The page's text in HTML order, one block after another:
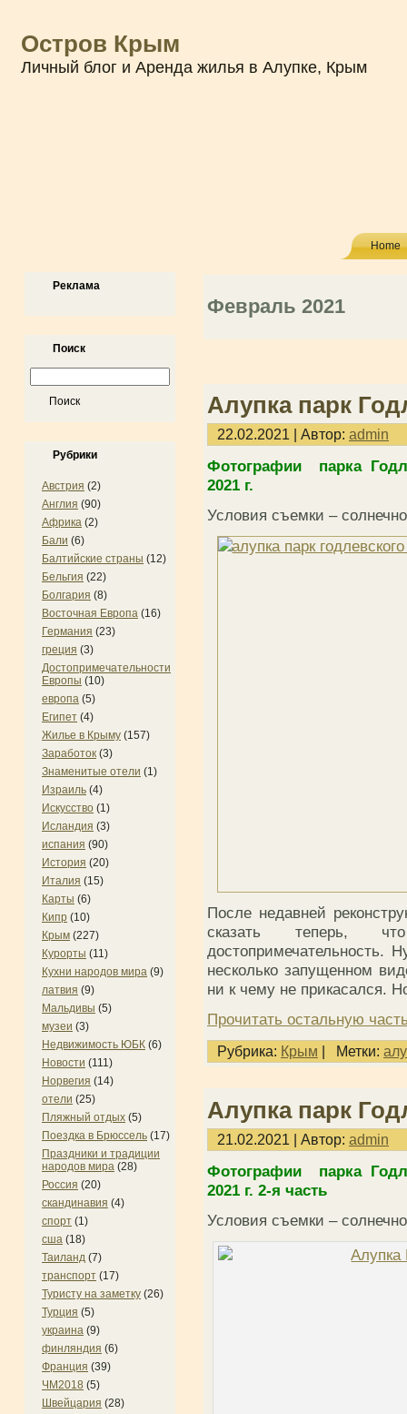
Остров Крым
Личный блог и Аренда жилья в Алупке, Крым
Home
Реклама
Поиск
Рубрики
Австрия (2)
Англия (90)
Африка (2)
Бали (6)
Балтийские страны (12)
Бельгия (22)
Болгария (8)
Восточная Европа (16)
Германия (23)
греция (3)
Достопримечательности
Европы (10)
европа (5)
Египет (4)
Жилье в Крыму (157)
Заработок (3)
Знаменитые отели (1)
Израиль (4)
Искусство (1)
Исландия (3)
испания (90)
История (20)
Италия (15)
Карты (6)
Кипр (10)
Крым (227)
Курорты (11)
Кухни народов мира (9)
латвия (9)
Мальдивы (5)
музеи (3)
Недвижимость ЮБК (6)
Новости (111)
Норвегия (14)
отели (25)
Пляжный отдых (5)
Поездка в Брюссель (17)
Праздники и традиции
народов мира (28)
Россия (20)
скандинавия (4)
спорт (1)
сша (18)
Таиланд (7)
транспорт (17)
Туристу на заметку (26)
Турция (5)
украина (9)
финляндия (6)
Франция (39)
ЧМ2018 (5)
Швейцария (28)
Февраль 2021
Алупка парк
22.02.2021 | Автор: admin
Фотографии парка
2021 г.
Условия съемки –
После недавней
сказать теперь,
достопримечательность.
несколько запущенном
ни к чему не прикасался.
Прочитать остальную
Рубрика: Крым | Метки:
Алупка парк
21.02.2021 | Автор: admin
Фотографии парка
2021 г. 2-я часть
Условия съемки –